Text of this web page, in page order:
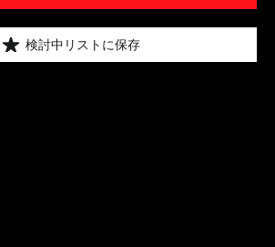
検討中リストに保存